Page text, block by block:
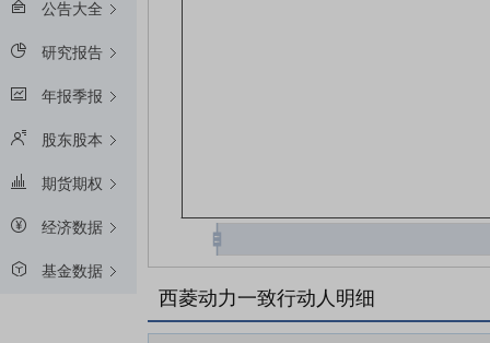
公告大全
研究报告
年报季报
股东股本
期货期权
经济数据
基金数据
西菱动力一致行动人明细